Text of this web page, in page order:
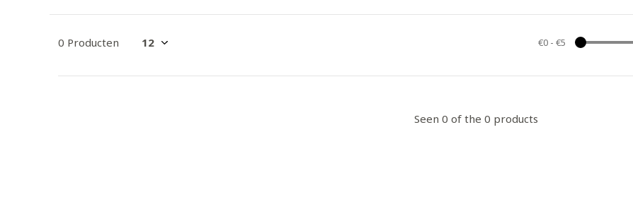
0 Producten €0- €5
Seen 0 of the 0 products